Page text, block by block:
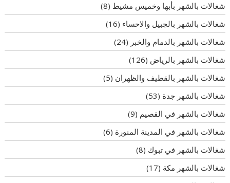
شغالات بالشهر بأبها وخميس مشيط (8)
شغالات بالشهر بالجبيل والاحساء (16)
شغالات بالشهر بالدمام والخبر (24)
شغالات بالشهر بالرياض (126)
شغالات بالشهر بالقطيف والظهران (5)
شغالات بالشهر جدة (53)
شغالات بالشهر في القصيم (9)
شغالات بالشهر في المدينة المنورة (6)
شغالات بالشهر في تبوك (8)
شغالات بالشهر مكة (17)